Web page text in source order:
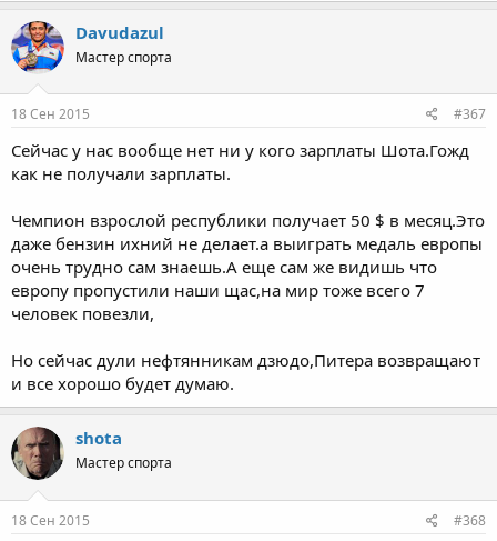
Davudazul
Мастер спорта
18 Сен 2015 #367
Сейчас у нас вообще нет ни у кого зарплаты Шота.Гожд
как не получали зарплаты.
Чемпион взрослой республики получает 50 $ в месяц.Это
даже бензин ихний не делает.а выиграть медаль европы
очень трудно сам знаешь.А еще сам же видишь что
европу пропустили наши щас,на мир тоже всего 7
человек повезли,
Но сейчас дули нефтянникам дзюдо,Питера возвращают
и все хорошо будет думаю.
shota
Мастер спорта
18 Сен 2015 #368